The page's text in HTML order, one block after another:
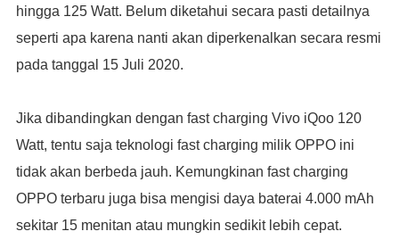
hingga 125 Watt. Belum diketahui secara pasti detailnya
seperti apa karena nanti akan diperkenalkan secara resmi
pada tanggal 15 Juli 2020.
Jika dibandingkan dengan fast charging Vivo iQoo 120
Watt, tentu saja teknologi fast charging milik OPPO ini
tidak akan berbeda jauh. Kemungkinan fast charging
OPPO terbaru juga bisa mengisi daya baterai 4.000 mAh
sekitar 15 menitan atau mungkin sedikit lebih cepat.